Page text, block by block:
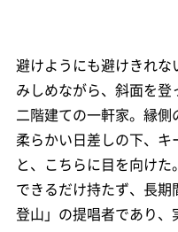
避けようにも避けきれ
みしめながら、斜面を
二階建ての一軒家。縁側
柔らかい日差しの下、
と、こちらに目を向け
できるだけ持たず、長
登山」の提唱者であり、